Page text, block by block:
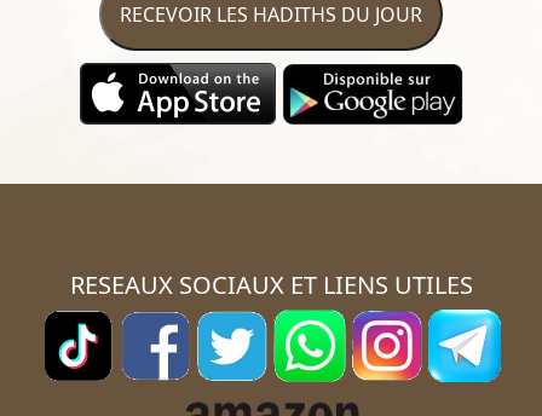
RECEVOIR LES HADITHS DU JOUR
RESEAUX SOCIAUX ET LIENS UTILES